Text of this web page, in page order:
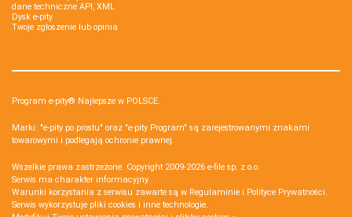
dane techniczne API, XML
Dysk e-pity
Twoje zgłoszenie lub opinia
Program e-pity® Najlepsze w POLSCE.
Marki: "e-pity po prostu" oraz "e-pity Program" są zarejestrowanymi znakami
towarowymi i podlegają ochronie prawnej.
Wszelkie prawa zastrzeżone. Copyright 2009-2026 e-file sp. z o.o.
Serwis ma charakter informacyjny.
Warunki korzystania z serwisu zawarte są w Regulaminie i Polityce Prywatności.
Serwis wykorzystuje pliki cookies i inne technologie.